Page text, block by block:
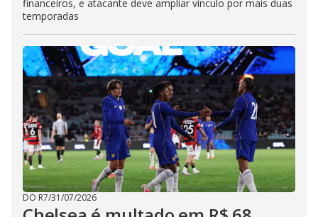
financeiros, e atacante deve ampliar vínculo por mais duas
temporadas
DO R7/31/07/2026